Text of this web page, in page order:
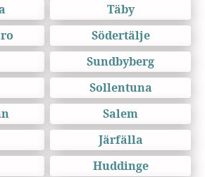
Täby
Södertälje
Sundbyberg
Sollentuna
Salem
Järfälla
Huddinge